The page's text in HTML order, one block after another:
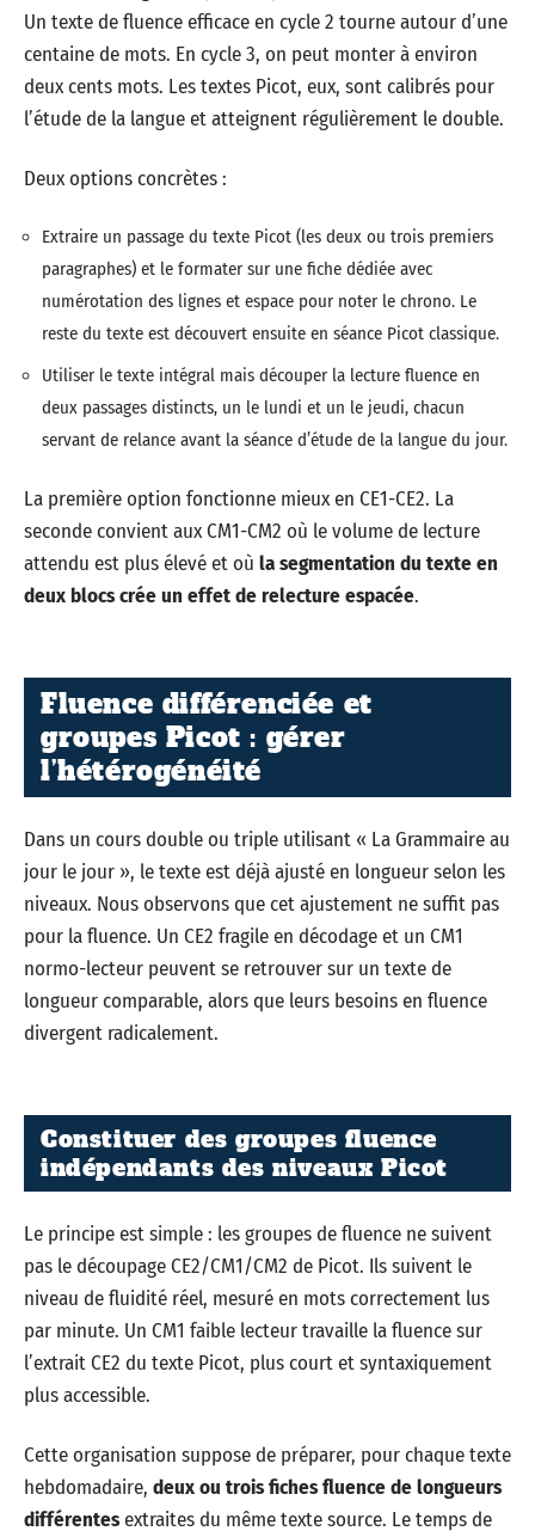
Un texte de fluence efficace en cycle 2 tourne autour d’une
centaine de mots. En cycle 3, on peut monter à environ
deux cents mots. Les textes Picot, eux, sont calibrés pour
l’étude de la langue et atteignent régulièrement le double.
Deux options concrètes :
Extraire un passage du texte Picot (les deux ou trois premiers
paragraphes) et le formater sur une fiche dédiée avec
numérotation des lignes et espace pour noter le chrono. Le
reste du texte est découvert ensuite en séance Picot classique.
Utiliser le texte intégral mais découper la lecture fluence en
deux passages distincts, un le lundi et un le jeudi, chacun
servant de relance avant la séance d’étude de la langue du jour.
La première option fonctionne mieux en CE1-CE2. La
seconde convient aux CM1-CM2 où le volume de lecture
attendu est plus élevé et où la segmentation du texte en
deux blocs crée un effet de relecture espacée.
Fluence différenciée et
groupes Picot : gérer
l’hétérogénéité
Dans un cours double ou triple utilisant « La Grammaire au
jour le jour », le texte est déjà ajusté en longueur selon les
niveaux. Nous observons que cet ajustement ne suffit pas
pour la fluence. Un CE2 fragile en décodage et un CM1
normo-lecteur peuvent se retrouver sur un texte de
longueur comparable, alors que leurs besoins en fluence
divergent radicalement.
Constituer des groupes fluence
indépendants des niveaux Picot
Le principe est simple : les groupes de fluence ne suivent
pas le découpage CE2/CM1/CM2 de Picot. Ils suivent le
niveau de fluidité réel, mesuré en mots correctement lus
par minute. Un CM1 faible lecteur travaille la fluence sur
l’extrait CE2 du texte Picot, plus court et syntaxiquement
plus accessible.
Cette organisation suppose de préparer, pour chaque texte
hebdomadaire, deux ou trois fiches fluence de longueurs
différentesextraites du même texte source. Le temps de